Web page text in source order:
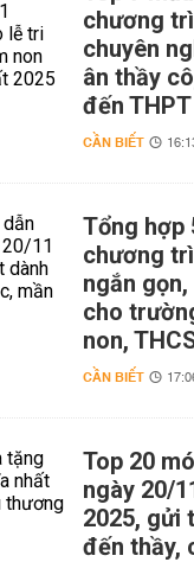
chương
chuyên
ân thầy
đến
CẦN BIẾT
Tổng hợp
chương
ngắn
cho
non,
CẦN BIẾT
Top 20
ngày 20/
2025, gửi
đến thầy,